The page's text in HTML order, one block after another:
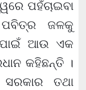
ପହଁଚାଇବା
ଜଳକୁ
ପାଇଁ ଆଉ ଏକ
କହିଛନ୍ତି ।
ତଥା